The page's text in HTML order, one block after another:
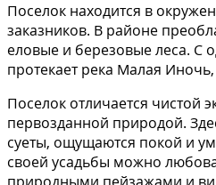
Поселок находится в
заказников. В районе
еловые и березовые леса. С
протекает река Малая
Поселок отличается чистой
первозданной природой.
суеты, ощущаются покой и
своей усадьбы можно